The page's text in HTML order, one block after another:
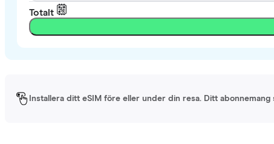
Totalt
Installera ditt eSIM före eller under din resa. Ditt